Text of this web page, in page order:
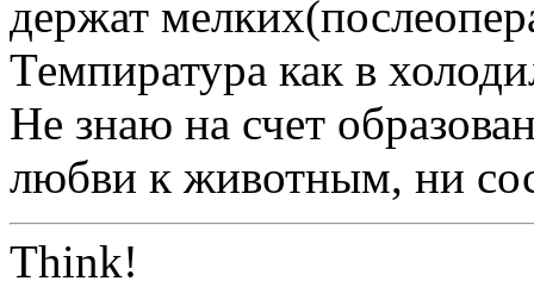
держат
Темпиратура как в
Не знаю на счет
любви к животным, ни
Think!